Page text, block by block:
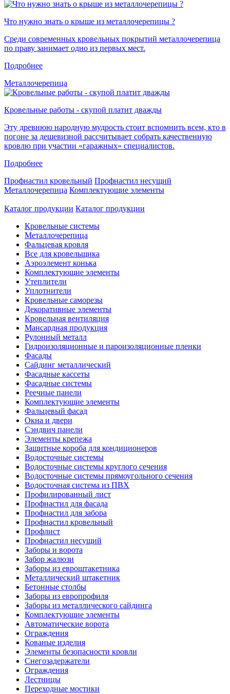
Что нужно знать о крыше из металлочерепицы ?
Среди современных кровельных покрытий металлочерепица
по праву занимает одно из первых мест.
Подробнее
Металлочерепица
Кровельные работы - скупой платит дважды
Эту древнюю народную мудрость стоит вспомнить всем, кто в
погоне за дешевизной рассчитывает собрать качественную
кровлю при участии «гаражных» специалистов.
Подробнее
Профнастил кровельный Профнастил несущий
Металлочерепица Комплектующие элементы
Каталог продукции Каталог продукции
Кровельные системы
Металлочерепица
Фальцевая кровля
Все для кровельщика
Аэроэлемент конька
Комплектующие элементы
Утеплители
Уплотнители
Кровельные саморезы
Декоративные элементы
Кровельная вентиляция
Мансардная продукция
Рулонный металл
Гидроизоляционные и пароизоляционные пленки
Фасады
Сайдинг металлический
Фасадные кассеты
Фасадные системы
Реечные панели
Комплектующие элементы
Фальцевый фасад
Окна и двери
Сэндвич панели
Элементы крепежа
Защитные короба для кондиционеров
Водосточные системы
Водосточные системы круглого сечения
Водосточные системы прямоугольного сечения
Водосточная система из ПВХ
Профилированный лист
Профнастил для фасада
Профнастил для забора
Профнастил кровельный
Профлист
Профнастил несущий
Заборы и ворота
Забор жалюзи
Заборы из евроштакетника
Металлический штакетник
Бетонные столбы
Заборы из европрофиля
Заборы из металлического сайдинга
Комплектующие элементы
Автоматические ворота
Ограждения
Кованые изделия
Элементы безопасности кровли
Снегозадержатели
Ограждения
Лестницы
Переходные мостики